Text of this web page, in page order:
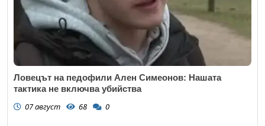
Ловецът на педофили Ален Симеонов: Нашата
тактика не включва убийства
07 август 68 0